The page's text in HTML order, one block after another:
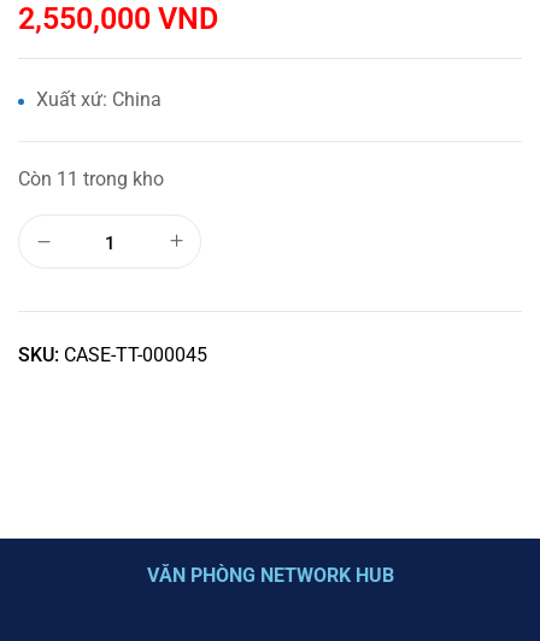
2,550,000 VND
Xuất xứ: China
Còn 11 trong kho
SKU: CASE-TT-000045
VĂN PHÒNG NETWORK HUB